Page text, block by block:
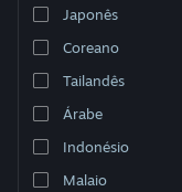
Instala a app móvel do
Ver versão para
Japonês
Coreano
Tailandês
Árabe
Indonésio
Malaio
excluídos com base nas